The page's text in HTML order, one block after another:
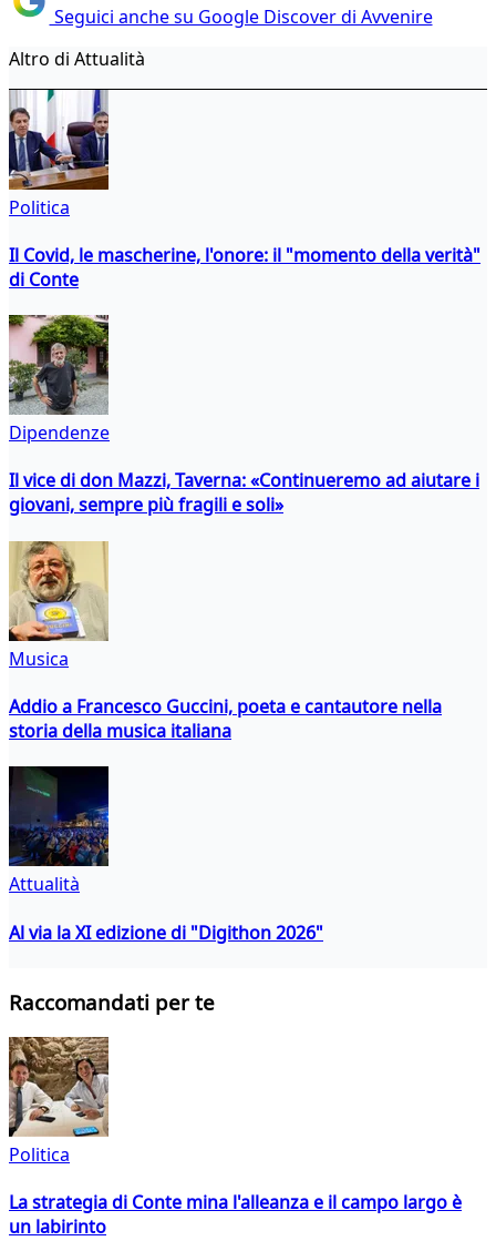
Seguici anche su Google Discover di Avvenire
Altro di Attualità
Politica
Il Covid, le mascherine, l'onore: il "momento della verità"
di Conte
Dipendenze
Il vice di don Mazzi, Taverna: «Continueremo ad aiutare i
giovani, sempre più fragili e soli»
Musica
Addio a Francesco Guccini, poeta e cantautore nella
storia della musica italiana
Attualità
Al via la XI edizione di "Digithon 2026"
Raccomandati per te
Politica
La strategia di Conte mina l'alleanza e il campo largo è
un labirinto